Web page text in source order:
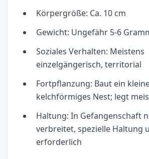
Körpergröße: Ca. 10 cm
Gewicht: Ungefähr 5-6
Soziales Verhalten: Meistens
einzelgängerisch, territorial
Fortpflanzung: Baut ein
kelchförmiges Nest; legt
Haltung: In Gefangenschaft
verbreitet, spezielle Haltung
erforderlich